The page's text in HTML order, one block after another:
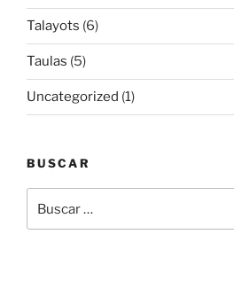
Talayots (6)
Taulas (5)
Uncategorized (1)
BUSCAR
por: